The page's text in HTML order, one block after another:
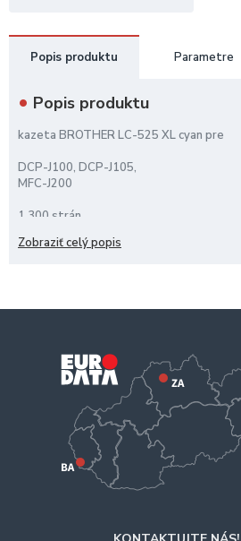
Popis produktu Parametre
Popis produktu
kazeta BROTHER LC-525 XL cyan pre
DCP-J100, DCP-J105,
MFC-J200
1.300 strán
Zobraziť celý popis